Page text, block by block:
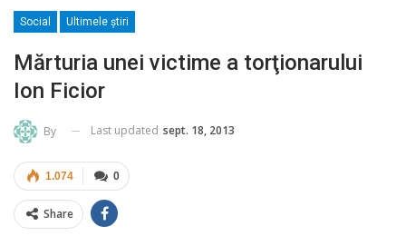
Social Ultimele ştiri
Mărturia unei victime a torţionarului
Ion Ficior
By Last updated sept. 18, 2013
0
1.074
Share